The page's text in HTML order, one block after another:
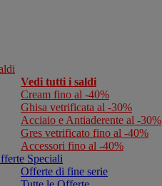
Vedi tutti i saldi
Cream fino al -40%
Ghisa vetrificata al -30%
Acciaio e Antiaderente al -30%
Gres vetrificato fino al -40%
Accessori fino al -40%
Speciali
Offerte di fine serie